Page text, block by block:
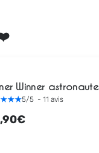
Winner astronaute
5/5 -11avis
€